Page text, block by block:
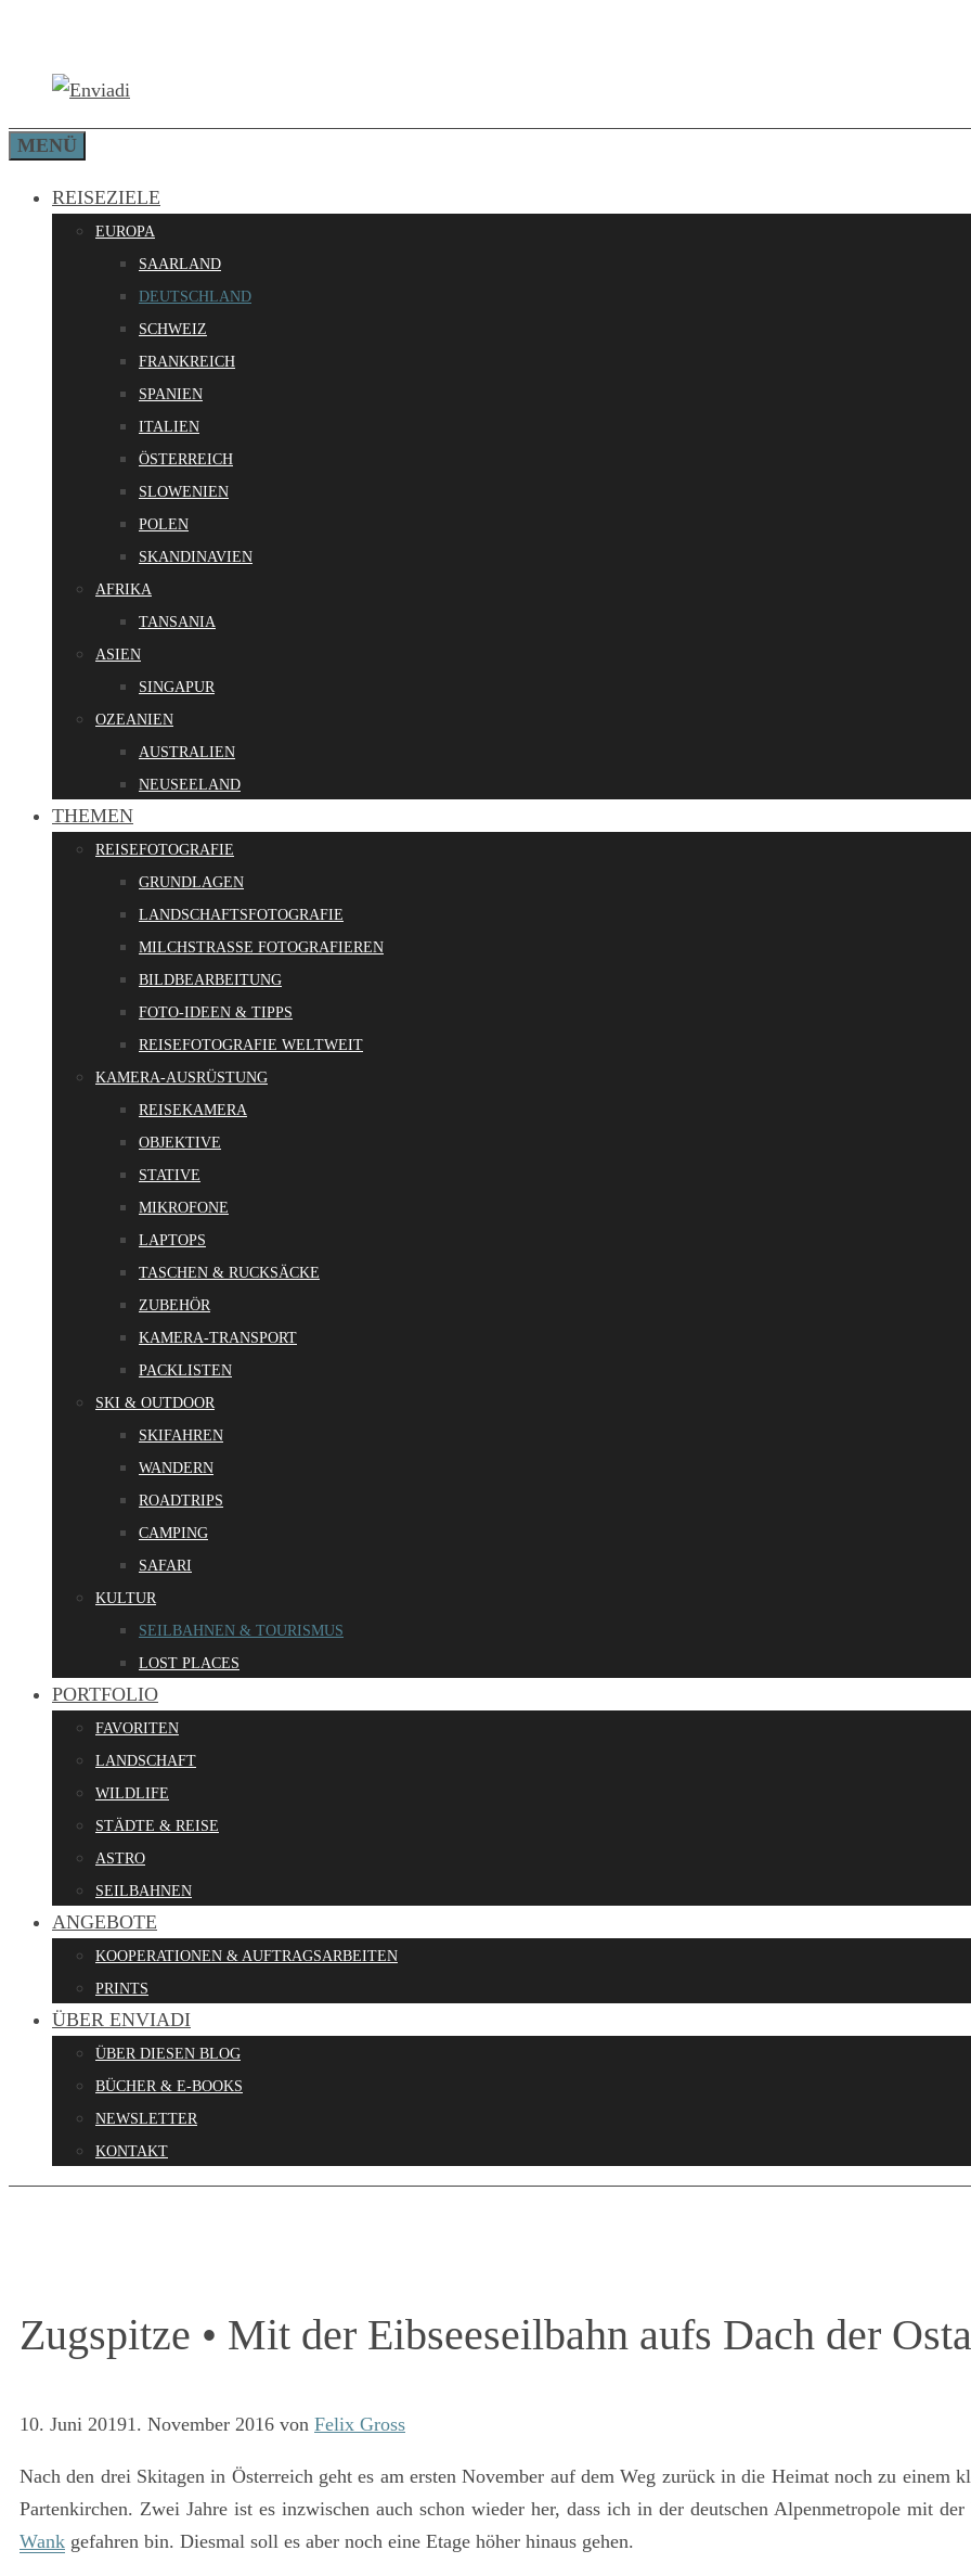
springen
MENÜ
REISEZIELE
EUROPA
SAARLAND
DEUTSCHLAND
SCHWEIZ
FRANKREICH
SPANIEN
ITALIEN
ÖSTERREICH
SLOWENIEN
POLEN
SKANDINAVIEN
AFRIKA
TANSANIA
ASIEN
SINGAPUR
OZEANIEN
AUSTRALIEN
NEUSEELAND
THEMEN
REISEFOTOGRAFIE
GRUNDLAGEN
LANDSCHAFTSFOTOGRAFIE
MILCHSTRASSE FOTOGRAFIEREN
BILDBEARBEITUNG
FOTO-IDEEN & TIPPS
REISEFOTOGRAFIE WELTWEIT
KAMERA-AUSRÜSTUNG
REISEKAMERA
OBJEKTIVE
STATIVE
MIKROFONE
LAPTOPS
TASCHEN & RUCKSÄCKE
ZUBEHÖR
KAMERA-TRANSPORT
PACKLISTEN
SKI & OUTDOOR
SKIFAHREN
WANDERN
ROADTRIPS
CAMPING
SAFARI
KULTUR
SEILBAHNEN & TOURISMUS
LOST PLACES
PORTFOLIO
FAVORITEN
LANDSCHAFT
WILDLIFE
STÄDTE & REISE
ASTRO
SEILBAHNEN
ANGEBOTE
KOOPERATIONEN & AUFTRAGSARBEITEN
PRINTS
ÜBER ENVIADI
ÜBER DIESEN BLOG
BÜCHER & E-BOOKS
NEWSLETTER
KONTAKT
Zugspitze • Mit der Eibseeseilbahn aufs Dach der
10. Juni 20191. November 2016 von Felix Gross
Nach den drei Skitagen in Österreich geht es am ersten November auf dem Weg zurück in die Heimat noch zu einem
Partenkirchen. Zwei Jahre ist es inzwischen auch schon wieder her, dass ich in der deutschen Alpenmetropole mit
Wank gefahren bin. Diesmal soll es aber noch eine Etage höher hinaus gehen.